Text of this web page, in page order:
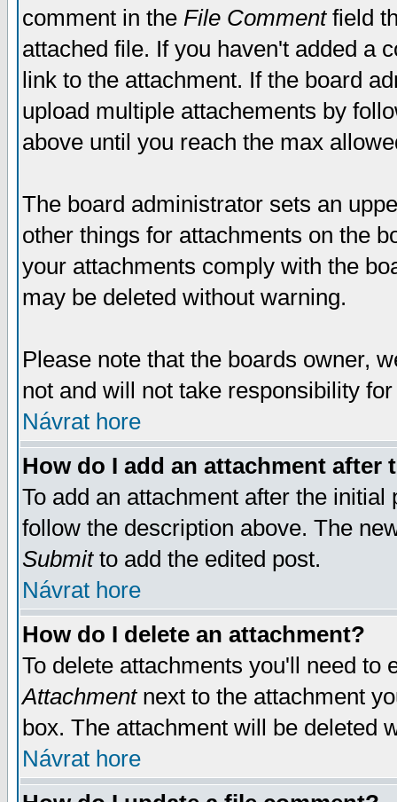
comment in the File Commentfield
attached file. If you haven't added a
link to the attachment. If the board
upload multiple attachements by
above until you reach the max
The board administrator sets an
other things for attachments on the
your attachments comply with the
may be deleted without warning.
Please note that the boards owner,
not and will not take responsibility
Návrat hore
How do I add an attachment after
To add an attachment after the
follow the description above. The
Submitto add the edited post.
Návrat hore
How do I delete an attachment?
To delete attachments you'll need
Attachmentnext to the attachment
box. The attachment will be deleted
Návrat hore